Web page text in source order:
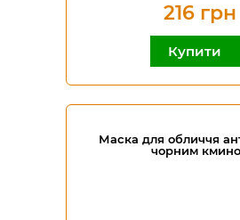
216 грн
Купити
Маска для обличчя
чорним